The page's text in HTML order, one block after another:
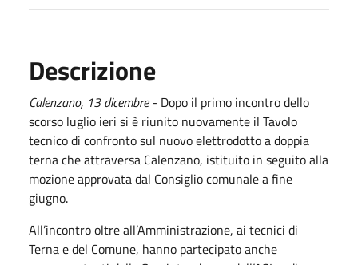
Descrizione
Calenzano, 13 dicembre- Dopo il primo incontro dello
scorso luglio ieri si è riunito nuovamente il Tavolo
tecnico di confronto sul nuovo elettrodotto a doppia
terna che attraversa Calenzano, istituito in seguito alla
mozione approvata dal Consiglio comunale a fine
giugno.
All’incontro oltre all’Amministrazione, ai tecnici di
Terna e del Comune, hanno partecipato anche